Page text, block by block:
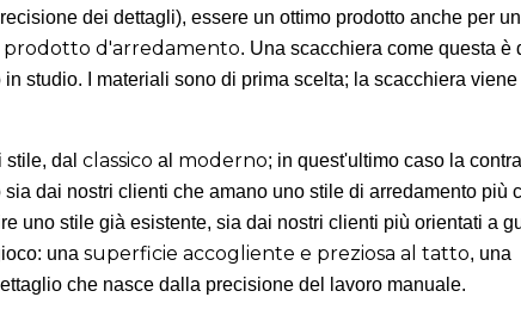
dei desideri ×
add_circle_outline
Crea nuova lista
×
×
per salvare dei prodotti nella tua lista dei
dei dettagli), essere un ottimo prodotto anche per un
prodotto d'arredamento. Una scacchiera come questa è
studio. I materiali sono di prima scelta; la scacchiera
dal classico al moderno; in quest'ultimo caso la
dai nostri clienti che amano uno stile di arredamento più
uno stile già esistente, sia dai nostri clienti più orientati a
una superficie accogliente e preziosa al tatto, una
che nasce dalla precisione del lavoro manuale.